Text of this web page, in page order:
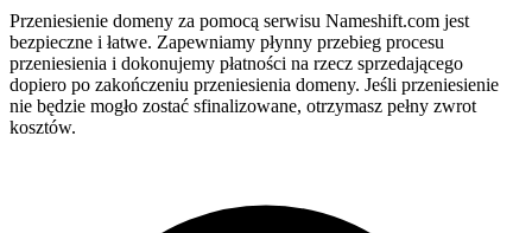
Przeniesienie domeny za pomocą serwisu Nameshift.com jest
bezpieczne i łatwe. Zapewniamy płynny przebieg procesu
przeniesienia i dokonujemy płatności na rzecz sprzedającego
dopiero po zakończeniu przeniesienia domeny. Jeśli przeniesienie
nie będzie mogło zostać sfinalizowane, otrzymasz pełny zwrot
kosztów.